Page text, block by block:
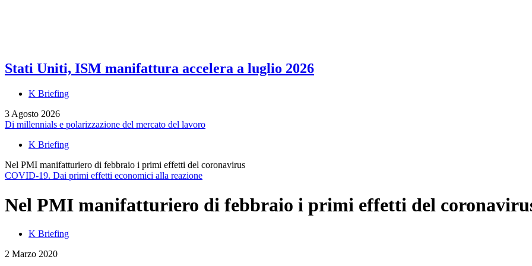
Stati Uniti, ISM manifattura accelera a luglio 2026
K Briefing
3 Agosto 2026
Di millennials e polarizzazione del mercato del lavoro
K Briefing
Nel PMI manifatturiero di febbraio i primi effetti del coronavirus
COVID-19. Dai primi effetti economici alla reazione
Nel PMI manifatturiero di febbraio i primi effetti del
K Briefing
2 Marzo 2020